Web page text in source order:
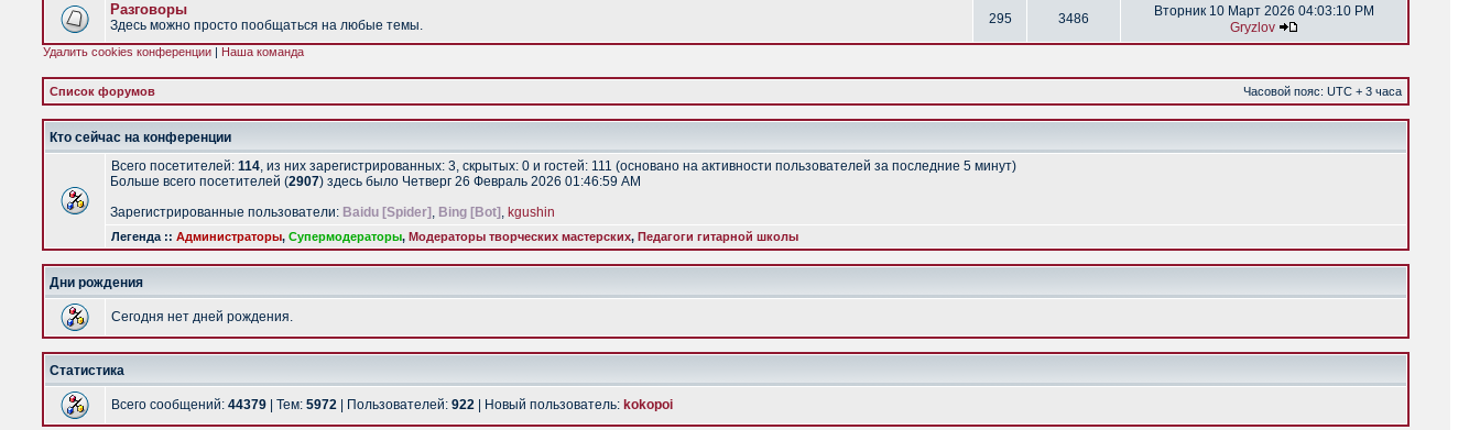
Разговоры
Здесь можно просто пообщаться на любые темы. 295 3486
Вторник 10 Март 2026 04:03:10 PM
Gryzlov
Удалить cookies конференции | Наша команда
Список форумов Часовой пояс: UTC + 3 часа
Кто сейчас на конференции
Всего посетителей: 114, из них зарегистрированных: 3, скрытых: 0 и гостей: 111 (основано на активности пользователей за последние 5 минут)
Больше всего посетителей (2907) здесь было Четверг 26 Февраль 2026 01:46:59 AM
Зарегистрированные пользователи: Baidu [Spider] , Bing [Bot] , kgushin
Легенда :: Администраторы, Супермодераторы, Модераторы творческих мастерских, Педагоги гитарной школы
Дни рождения
Сегодня нет дней рождения.
Статистика
Всего сообщений: 44379 | Тем: 5972 | Пользователей: 922 | Новый пользователь: kokopoi